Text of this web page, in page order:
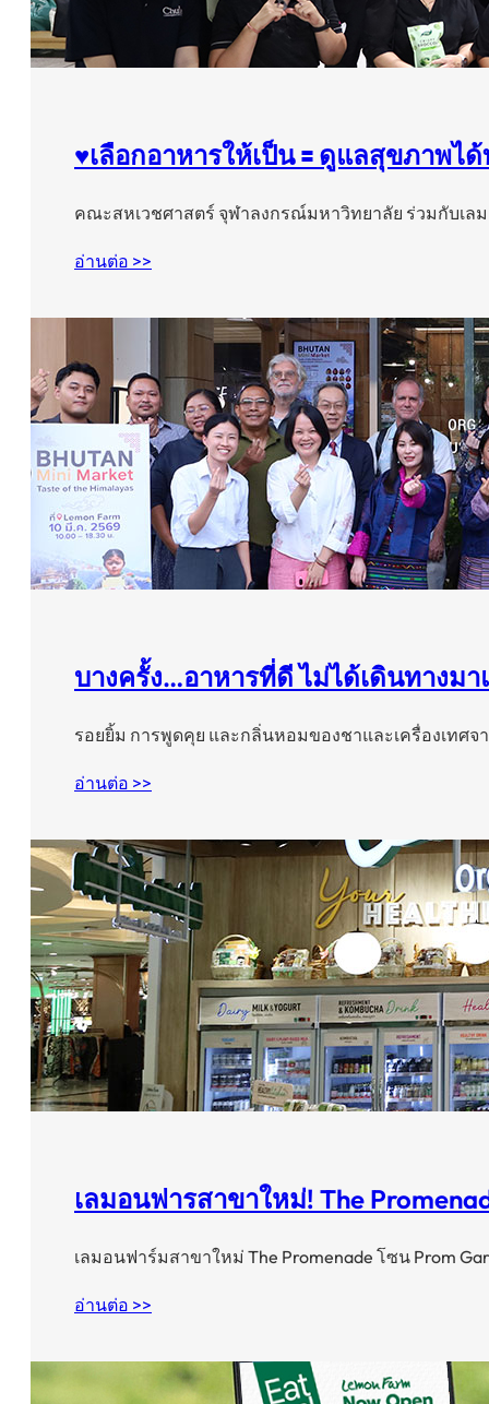
♥️เลือกอาหารให้เป็น 🟰 ดูแลสุขภาพไ
คณะสหเวชศาสตร์ จุฬาลงกรณ์มหาวิทยาลัย ร่วมกับเล
อ่านต่อ >>
บางครั้ง…อาหารที่ดี ไม่ได้เดินทางม
รอยยิ้ม การพูดคุย และกลิ่นหอมของชาและเครื่องเทศจ
อ่านต่อ >>
เลมอนฟารสาขาใหม่! The
เลมอนฟาร์มสาขาใหม่ The Promenade โซน Prom
อ่านต่อ >>